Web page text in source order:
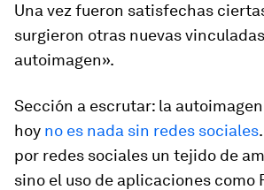
Una vez fueron satisfechas
surgieron otras nuevas
autoimagen».
Sección a escrutar: la
hoy no es nada sin redes sociales
por redes sociales un tejido de
sino el uso de aplicaciones como